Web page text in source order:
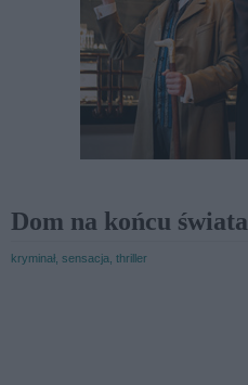
Dom na końcu świata
kryminał, sensacja, thriller